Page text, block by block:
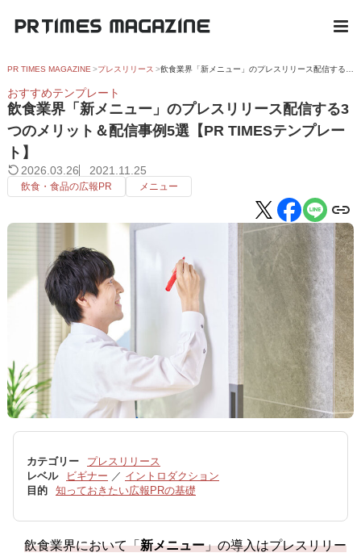
PR TIMES MAGAZINE プレスリリース
おすすめテンプレート
飲食業界「新メニュー」のプレスリリース配信する3
つのメリット＆配信事例5選【PR TIMESテンプレー
ト】
2026.03.26 2021.11.25
飲食・食品の広報PR メニュー
カテゴリー
プレスリリース
レベル
ビギナー ／ イントロダクション
目的
知っておきたい広報PRの基礎
飲食業界において「新メニュー」の導入はプレスリリー